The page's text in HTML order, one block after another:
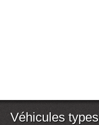
Véhicules types